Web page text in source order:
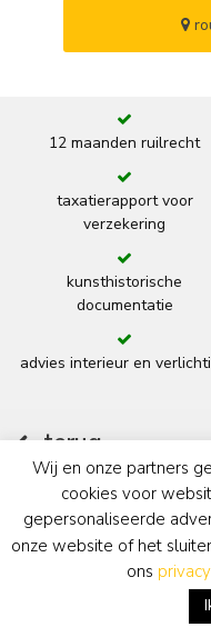
12 maanden ruilrecht
taxatierapport voor
verzekering
kunsthistorische
documentatie
advies interieur en
terug
Kunsthandel
De Salons van de 19e
Wij en onze partners
cookies voor
gepersonaliseerde
onze website of het
ons